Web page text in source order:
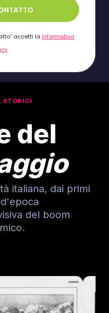
accetti la informativa
STORICI
del
italiana, dai primi
del boom